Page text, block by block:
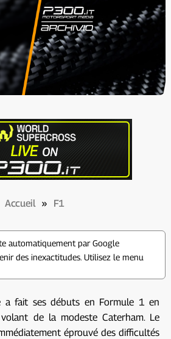
Accueil» F1
automatiquement par Google
des inexactitudes. Utilisez le menu
a fait ses débuts en Formule 1 en
de la modeste Caterham. Le
éprouvé des difficultés